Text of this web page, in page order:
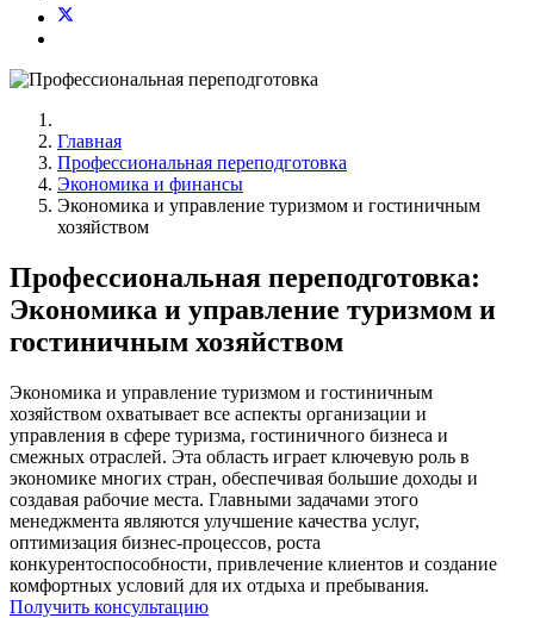
Главная
Профессиональная переподготовка
Экономика и финансы
Экономика и управление туризмом и гостиничным
хозяйством
Профессиональная переподготовка:
Экономика и управление туризмом и
гостиничным хозяйством
Экономика и управление туризмом и гостиничным
хозяйством охватывает все аспекты организации и
управления в сфере туризма, гостиничного бизнеса и
смежных отраслей. Эта область играет ключевую роль в
экономике многих стран, обеспечивая большие доходы и
создавая рабочие места. Главными задачами этого
менеджмента являются улучшение качества услуг,
оптимизация бизнес-процессов, роста
конкурентоспособности, привлечение клиентов и создание
комфортных условий для их отдыха и пребывания.
Получить консультацию